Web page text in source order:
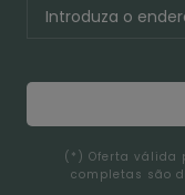
(*) Oferta válida
completas são